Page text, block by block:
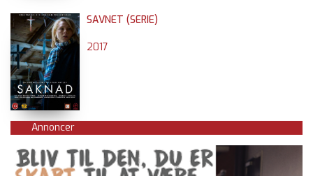
SAVNET (SERIE)
2017
Annoncer